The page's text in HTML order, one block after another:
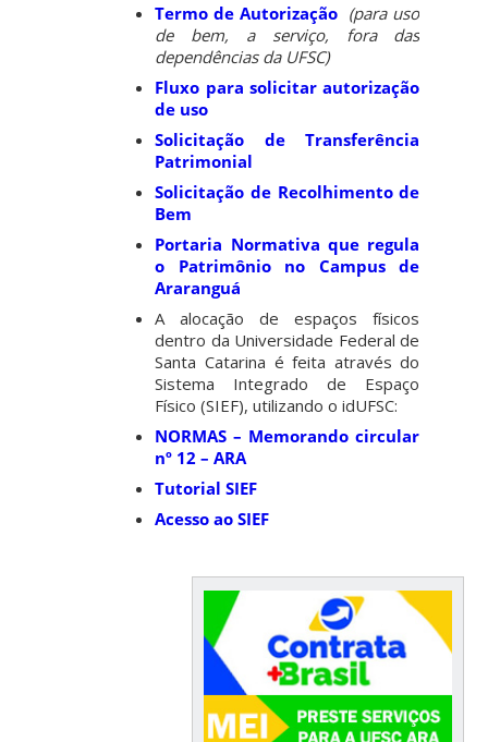
Termo de Autorização (para uso
de bem, a serviço, fora das
dependências da UFSC)
Fluxo para solicitar autorização
de uso
Solicitação de Transferência
Patrimonial
Solicitação de Recolhimento de
Bem
Portaria Normativa que regula
o Patrimônio no Campus de
Araranguá
A alocação de espaços físicos
dentro da Universidade Federal de
Santa Catarina é feita através do
Sistema Integrado de Espaço
Físico (SIEF), utilizando o idUFSC:
NORMAS – Memorando circular
nº 12 – ARA
Tutorial SIEF
Acesso ao SIEF